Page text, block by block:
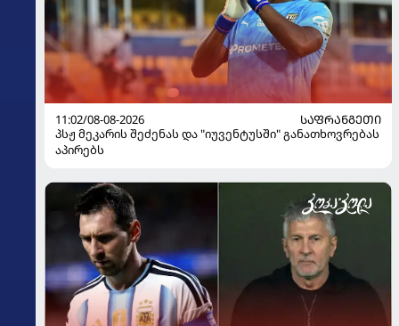
11:02/08-08-2026
ᲡᲐᲤᲠᲐᲜᲒᲔᲗᲘ
პსჟ მეკარის შეძენას და "იუვენტუსში" განათხოვრებას
აპირებს